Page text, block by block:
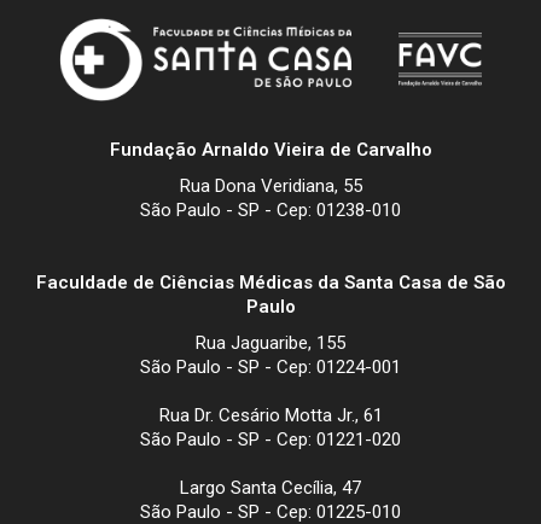
Fundação Arnaldo Vieira de Carvalho
Rua Dona Veridiana, 55
São Paulo - SP - Cep: 01238-010
Faculdade de Ciências Médicas da Santa Casa de São
Paulo
Rua Jaguaribe, 155
São Paulo - SP - Cep: 01224-001
Rua Dr. Cesário Motta Jr., 61
São Paulo - SP - Cep: 01221-020
Largo Santa Cecília, 47
São Paulo - SP - Cep: 01225-010